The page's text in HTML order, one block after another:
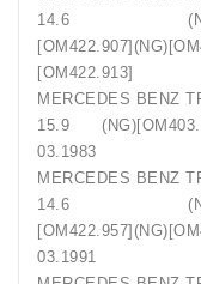
14.6
MERCEDES
15.9
03.1983
MERCEDES
14.6
03.1991